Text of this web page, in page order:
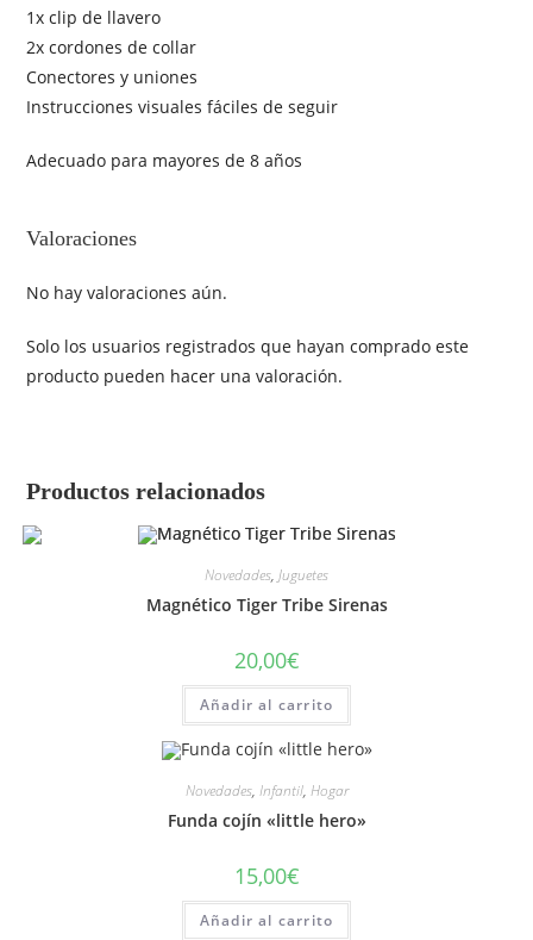
1x clip de llavero
2x cordones de collar
Conectores y uniones
Instrucciones visuales fáciles de seguir
Adecuado para mayores de 8 años
Valoraciones
No hay valoraciones aún.
Solo los usuarios registrados que hayan comprado este
producto pueden hacer una valoración.
Productos relacionados
Novedades, Juguetes
Magnético Tiger Tribe Sirenas
20,00€
Añadir al carrito
Novedades, Infantil, Hogar
Funda cojín «little hero»
15,00€
Añadir al carrito